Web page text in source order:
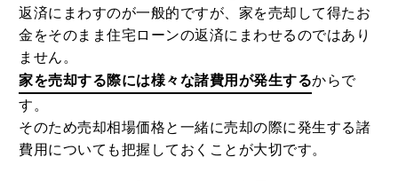
返済にまわすのが一般的ですが、家を売却して得たお
金をそのまま住宅ローンの返済にまわせるのではあり
ません。
家を売却する際には様々な諸費用が発生するからで
す。
そのため売却相場価格と一緒に売却の際に発生する諸
費用についても把握しておくことが大切です。